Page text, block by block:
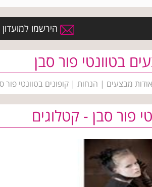
הירשמו
בטוונטי פור סבן
מבצעים | הנחות | קופונים בטוונטי פור
פור סבן - קטלוגים